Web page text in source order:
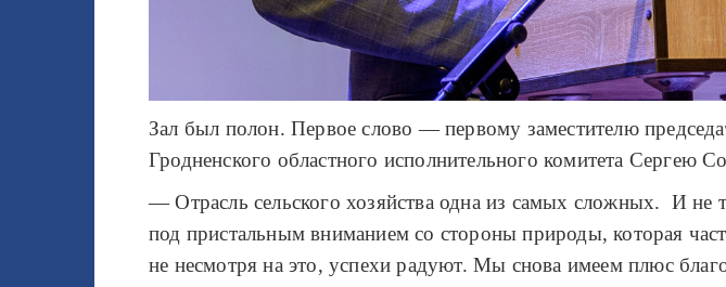
Зал был полон. Первое слово — первому заместителю
Гродненского областного исполнительного комитета Сергею
— Отрасль сельского хозяйства одна из самых сложных. И
под пристальным вниманием со стороны природы, которая
не несмотря на это, успехи радуют. Мы снова имеем плюс